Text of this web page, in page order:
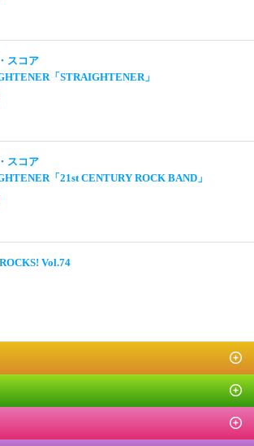
スコア
「STRAIGHTENER」
スコア
「21st CENTURY ROCK BAND」
Vol.74